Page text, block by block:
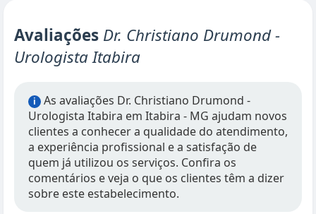
Avaliações Dr. Christiano Drumond -
Urologista Itabira
i
As avaliações Dr. Christiano Drumond -
Urologista Itabira em Itabira - MG ajudam novos
clientes a conhecer a qualidade do atendimento,
a experiência profissional e a satisfação de
quem já utilizou os serviços. Confira os
comentários e veja o que os clientes têm a dizer
sobre este estabelecimento.